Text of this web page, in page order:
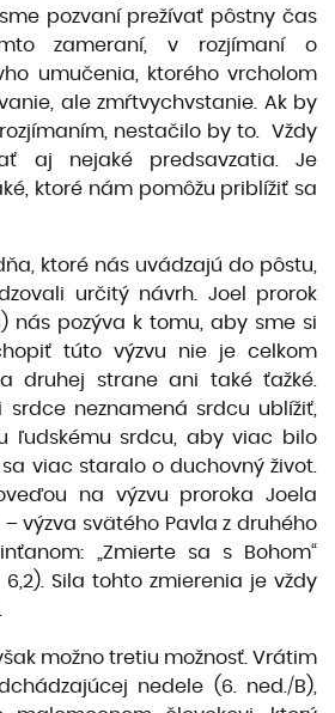
pozvaní prežívať pôstny čas
zameraní, v rozjímaní o
umučenia, ktorého vrcholom
ale zmŕtvychvstanie. Ak by
nestačilo by to. Vždy
aj nejaké predsavzatia. Je
ktoré nám pomôžu priblížiť sa
ktoré nás uvádzajú do pôstu,
určitý návrh. Joel prorok
nás pozýva k tomu, aby sme si
túto výzvu nie je celkom
druhej strane ani také ťažké.
srdce neznamená srdcu ublížiť,
ľudskému srdcu, aby viac bilo
viac staralo o duchovný život.
na výzvu proroka Joela
výzva svätého Pavla z druhého
„Zmierte sa s Bohom“
6,2). Sila tohto zmierenia je vždy
možno tretiu možnosť. Vrátim
nedele (6. ned./B),